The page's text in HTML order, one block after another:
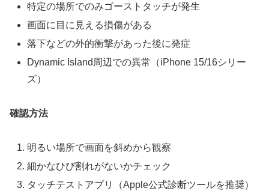
特定の場所でのみゴーストタッチが発生
画面に目に見える損傷がある
落下などの外的衝撃があった後に発症
Dynamic Island周辺での異常（iPhone 15/16シリー
ズ）
確認方法
明るい場所で画面を斜めから観察
細かなひび割れがないかチェック
タッチテストアプリ（Apple公式診断ツールを推奨）